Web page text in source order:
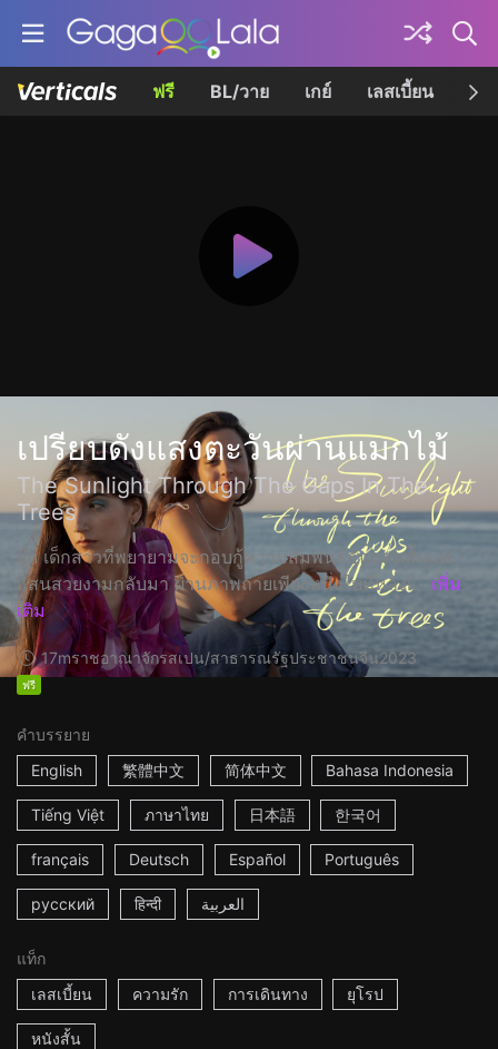
ฟรี BL/วาย เกย์ เลสเบี้ยน เค
เปรียบดังแสงตะวันผ่านแมกไม้
The Sunlight Through The Gaps In The
Trees
จู๊ด เด็กสาวที่พยายามจะกอบกู้ความสัมพันธ์อันแสนสั้นแต่
แสนสวยงามกลับมา ผ่านภาพถ่ายเพียงหนึ่งใบที่หลงเ... เพิ่ม
เติม
17mราชอาณาจักรสเปน/สาธารณรัฐประชาชนจีน2023
ฟรี
คำบรรยาย
English
繁體中文 简体中文 Bahasa Indonesia
Tiếng Việt ภาษาไทย 日本語 한국어
français Deutsch Español Português
русский हिन्दी العربية
แท็ก
เลสเบี้ยน
ความรัก การเดินทาง ยุโรป
หนังสั้น